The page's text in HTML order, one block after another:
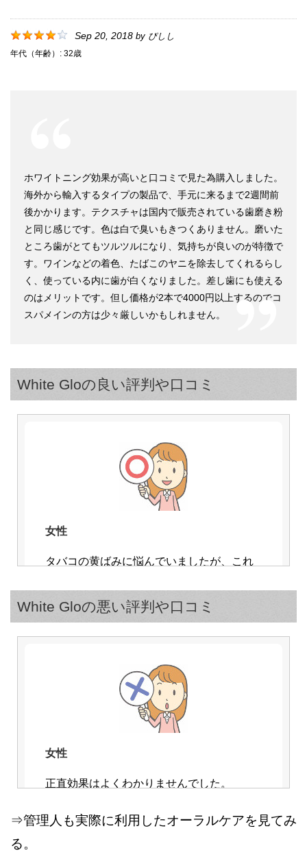
Sep 20, 2018 by ぴしし
年代（年齢）: 32歳
ホワイトニング効果が高いと口コミで見た為購入しました。
海外から輸入するタイプの製品で、手元に来るまで2週間前
後かかります。テクスチャは国内で販売されている歯磨き粉
と同じ感じです。色は白で臭いもきつくありません。磨いた
ところ歯がとてもツルツルになり、気持ちが良いのが特徴で
す。ワインなどの着色、たばこのヤニを除去してくれるらし
く、使っている内に歯が白くなりました。差し歯にも使える
のはメリットです。但し価格が2本で4000円以上するのでコ
スパメインの方は少々厳しいかもしれません。
White Gloの良い評判や口コミ
女性
タバコの黄ばみに悩んでいましたが、これ
知覚過敏のため、ホワイトニング用の歯磨
ありません。
使用して2か月経過しますが、確かに歯が白
White Gloの悪い評判や口コミ
女性
正直効果はよくわかりませんでした。
す。
⇒管理人も実際に利用したオーラルケアを見てみ
る。